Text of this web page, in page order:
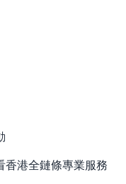
香港全鏈條專業服務